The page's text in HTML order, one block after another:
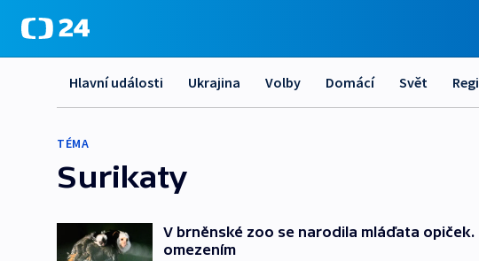
Hlavní události Ukrajina Volby Domácí Svět
TÉMA
Surikaty
V brněnské zoo se narodila mláďata
omezením